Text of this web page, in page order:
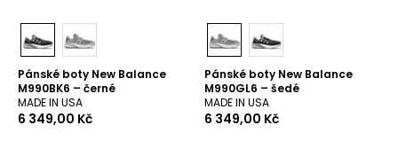
Pánské boty New Balance
M990BK6 – černé
MADE IN USA
6 349,00 Kč
Pánské boty New Balance
M990GL6 – šedé
MADE IN USA
6 349,00 Kč